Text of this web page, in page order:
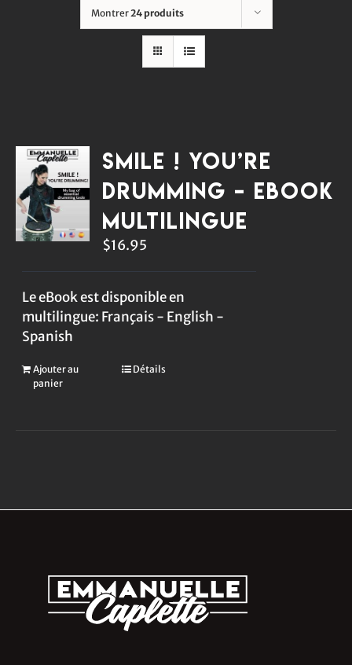
Montrer24 produits
Smile ! You’re
Drumming – eBook
multilingue
$16.95
Le eBook est disponible en
multilingue: Français - English -
Spanish
Ajouter au
panier
Détails